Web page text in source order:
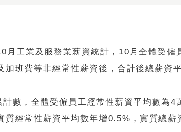
月工業及服務業薪資統計，10月全體受
加班費等非經常性薪資後，合計後總薪資
數，全體受僱員工經常性薪資平均數為
質經常性薪資平均數年增0.5%，實質總薪